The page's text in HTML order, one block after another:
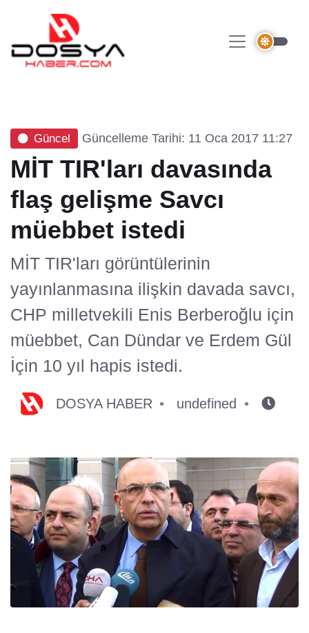
Güncel Güncelleme Tarihi: 11 Oca 2017 11:27
MİT TIR'ları davasında
flaş gelişme Savcı
müebbet istedi
MİT TIR'ları görüntülerinin
yayınlanmasına ilişkin davada savcı,
CHP milletvekili Enis Berberoğlu için
müebbet, Can Dündar ve Erdem Gül
İçin 10 yıl hapis istedi.
DOSYA HABER undefined